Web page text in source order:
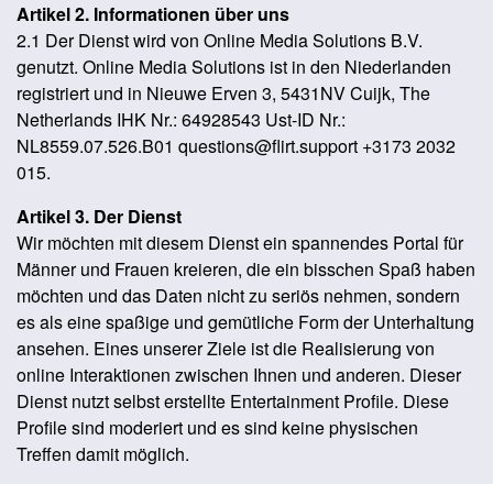
Artikel 2. Informationen über uns
2.1 Der Dienst wird von Online Media Solutions B.V.
genutzt. Online Media Solutions ist in den Niederlanden
registriert und in Nieuwe Erven 3, 5431NV Cuijk, The
Netherlands IHK Nr.: 64928543 Ust-ID Nr.:
NL8559.07.526.B01 questions@flirt.support +3173 2032
015.
Artikel 3. Der Dienst
Wir möchten mit diesem Dienst ein spannendes Portal für
Männer und Frauen kreieren, die ein bisschen Spaß haben
möchten und das Daten nicht zu seriös nehmen, sondern
es als eine spaßige und gemütliche Form der Unterhaltung
ansehen. Eines unserer Ziele ist die Realisierung von
online Interaktionen zwischen Ihnen und anderen. Dieser
Dienst nutzt selbst erstellte Entertainment Profile. Diese
Profile sind moderiert und es sind keine physischen
Treffen damit möglich.